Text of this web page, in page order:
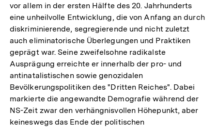
vor allem in der ersten Hälfte des 20. Jahrhunderts
eine unheilvolle Entwicklung, die von Anfang an durch
diskriminierende, segregierende und nicht zuletzt
auch eliminatorische Überlegungen und Praktiken
geprägt war. Seine zweifelsohne radikalste
Ausprägung erreichte er innerhalb der pro- und
antinatalistischen sowie genozidalen
Bevölkerungspolitiken des "Dritten Reiches". Dabei
markierte die angewandte Demografie während der
NS-Zeit zwar den verhängnisvollen Höhepunkt, aber
keineswegs das Ende der politischen